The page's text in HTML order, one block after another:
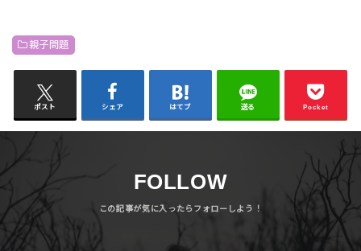
親子問題
ポスト シェア はてブ 送る Pocket
FOLLOW